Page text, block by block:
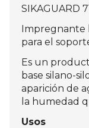
SIKAGUARD
Impregnante
para el
Es un
base silano-
aparición de
la humedad
Usos